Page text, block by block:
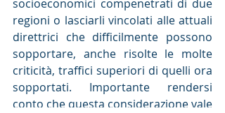
socioeconomici compenetrati di due
regioni o lasciarli vincolati alle attuali
direttrici che difficilmente possono
sopportare, anche risolte le molte
criticità, traffici superiori di quelli ora
sopportati. Importante rendersi
conto che questa considerazione vale